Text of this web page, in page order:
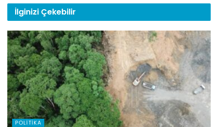
İlginizi Çekebilir
POLITIKA